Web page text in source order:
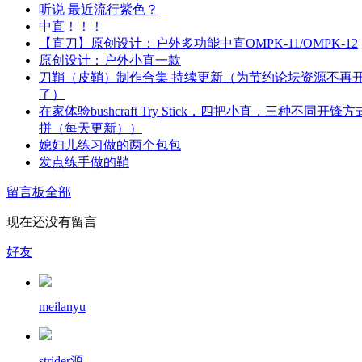
听说 最近流行紫色？
中直！！！
【直刀】原创设计：户外多功能中直OMPK-11/OMPK-12
原创设计：户外小直一款
刀鞘（皮鞘）制作合集 持续更新（为节约论坛资源不再
了）
在家体验bushcraft Try Stick，四把小直，三种不同开锋方
拼（每天更新））
媳妇儿练习做的两个包包
发点练手做的鞘
留言板全部
现在还没有留言
好友
meilanyu